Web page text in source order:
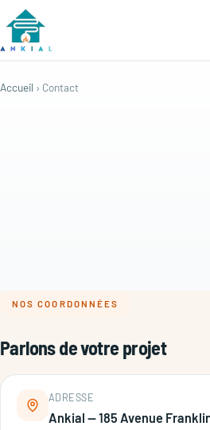
Accueil › Contact
NOS COORDONNÉES
Parlons de votre projet
ADRESSE
Ankial — 185 Avenue